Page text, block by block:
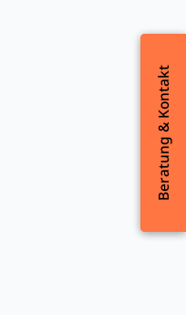
Beratung & Kontakt
Beratung & Kontakt